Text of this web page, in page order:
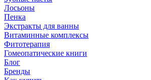
Лосьоны
Пенка
Экстракты для ванны
Витаминные комплексы
Фитотерапия
Гомеопатические книги
Блог
Бренды